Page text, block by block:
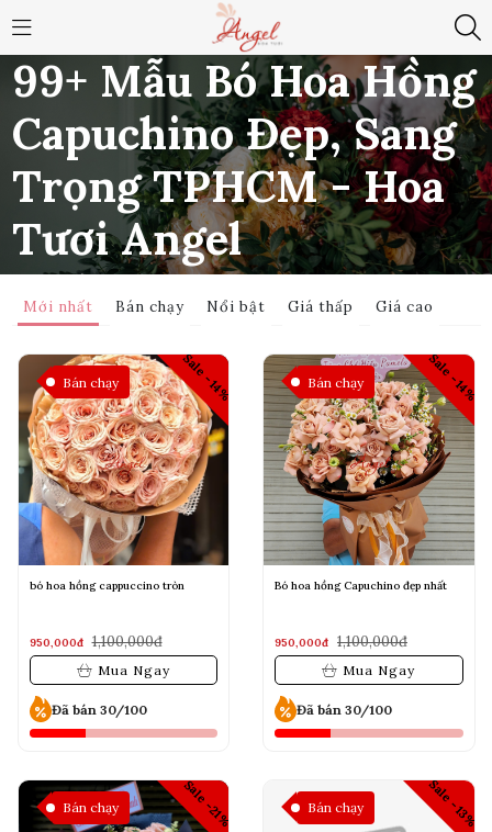
99+ Mẫu Bó Hoa Hồng
Capuchino Đẹp, Sang
Trọng TPHCM - Hoa
Tươi Angel
chủ /
Sản
phẩm
Trọng TPHCM - Hoa Tươi Angel
Mới nhất Bán chạy Nổi bật Giá thấp Giá cao
Bán chạy Sale -14%
bó hoa hồng cappuccino tròn
950,000đ 1,100,000đ
Mua Ngay
Đã bán 30/100
Bán chạy Sale -14%
Bó hoa hồng Capuchino đẹp nhất
950,000đ 1,100,000đ
Mua Ngay
Đã bán 30/100
Bán chạy Sale -21% Bán chạy Sale -13%